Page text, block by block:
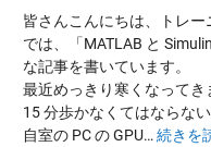
皆さんこんにちは、トレ
では、「MATLAB と
な記事を書いています。
最近めっきり寒くなって
15 分歩かなくてはならな
自室の PC の GPU… 続きを